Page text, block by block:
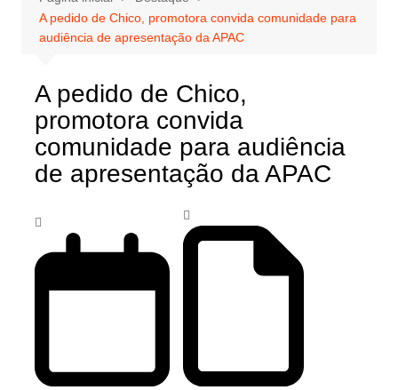
A pedido de Chico, promotora convida comunidade para
audiência de apresentação da APAC
A pedido de Chico,
promotora convida
comunidade para audiência
de apresentação da APAC